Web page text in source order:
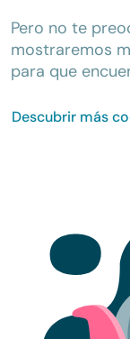
Pero no te
mostraremos
para que
Descubrir más